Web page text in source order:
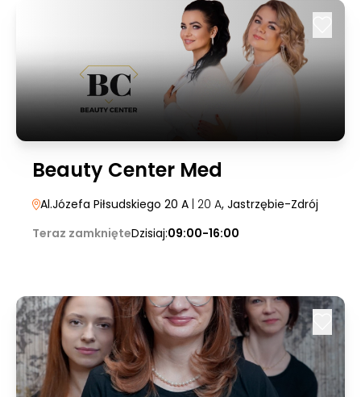
Beauty Center Med
Al.Józefa Piłsudskiego 20 A | 20 A, Jastrzębie-Zdrój
Teraz zamknięteDzisiaj:09:00-16:00